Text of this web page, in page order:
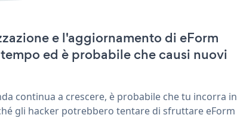
e l'aggiornamento di eForm
ed è probabile che causi nuovi
continua a crescere, è probabile che tu incorra in
gli hacker potrebbero tentare di sfruttare eForm